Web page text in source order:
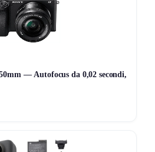
M10 Mark IV apprezza
e leggerezza, rendendola
di strada. La qualità
a 5 assi, che riduce le
utenti segnalano una curva di
sfruttare appieno tutte le
a migliorare le proprie abilità. I
— Autofocus da 0,02 secondi,